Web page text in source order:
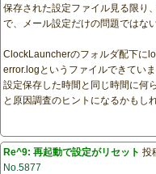
保存された設定ファイル見る限り
で、メール設定だけの問題ではな
ClockLauncherのフォルダ配下に
error.logというファイルできてい
設定保存した時間と同じ時間に何
と原因調査のヒントになるかもし
Re^9: 再起動で設定がリセット 投
No.5877